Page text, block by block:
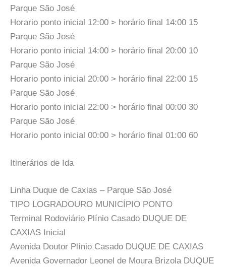
Parque São José
Horario ponto inicial 12:00 > horário final 14:00 15
Parque São José
Horario ponto inicial 14:00 > horário final 20:00 10
Parque São José
Horario ponto inicial 20:00 > horário final 22:00 15
Parque São José
Horario ponto inicial 22:00 > horário final 00:00 30
Parque São José
Horario ponto inicial 00:00 > horário final 01:00 60
Itinerários de Ida
Linha Duque de Caxias – Parque São José
TIPO LOGRADOURO MUNICÍPIO PONTO
Terminal Rodoviário Plínio Casado DUQUE DE
CAXIAS Inicial
Avenida Doutor Plínio Casado DUQUE DE CAXIAS
Avenida Governador Leonel de Moura Brizola DUQUE